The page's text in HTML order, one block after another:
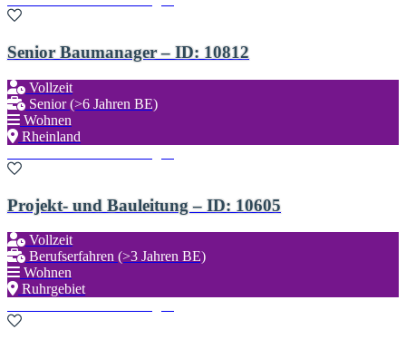
Senior Baumanager – ID: 10812
Vollzeit
Senior (>6 Jahren BE)
Wohnen
Rheinland
Projekt- und Bauleitung – ID: 10605
Vollzeit
Berufserfahren (>3 Jahren BE)
Wohnen
Ruhrgebiet